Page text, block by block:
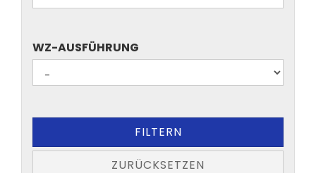
WZ-
AUSFÜHRUNG
WZ-AUSFÜHRUNG
FILTERN
ZURÜCKSETZEN